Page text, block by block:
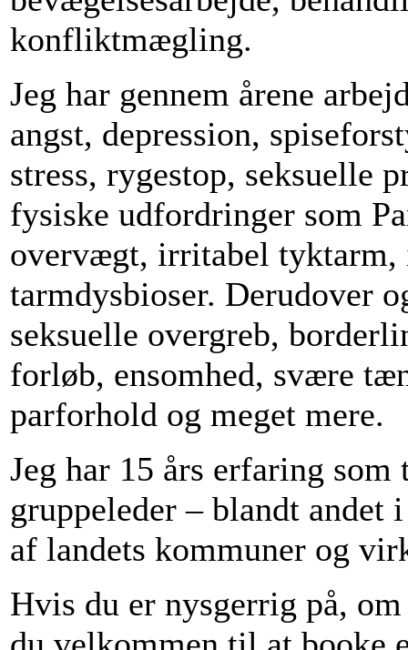
konfliktmægling.
Jeg har gennem årene
angst, depression,
stress, rygestop, seksuelle
fysiske udfordringer som
overvægt, irritabel tyktarm,
tarmdysbioser. Derudover
seksuelle overgreb,
forløb, ensomhed, svære
parforhold og meget mere.
Jeg har 15 års erfaring som
gruppeleder – blandt
af landets kommuner og
Hvis du er nysgerrig på,